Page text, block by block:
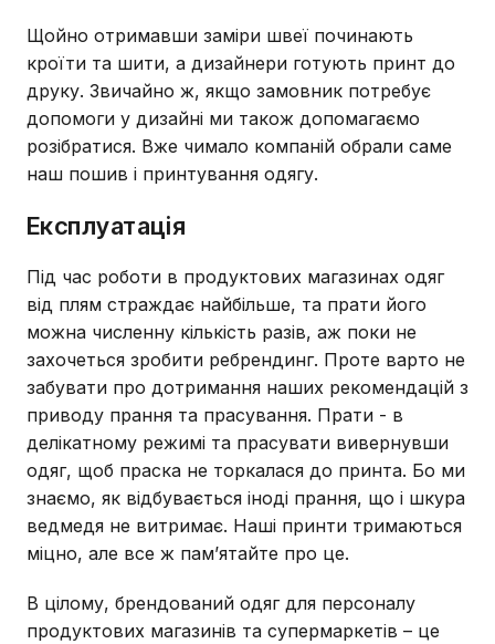
Щойно отримавши заміри швеї починають
кроїти та шити, а дизайнери готують принт до
друку. Звичайно ж, якщо замовник потребує
допомоги у дизайні ми також допомагаємо
розібратися. Вже чимало компаній обрали саме
наш пошив і принтування одягу.
Експлуатація
Під час роботи в продуктових магазинах одяг
від плям страждає найбільше, та прати його
можна численну кількість разів, аж поки не
захочеться зробити ребрендинг. Проте варто не
забувати про дотримання наших рекомендацій з
приводу прання та прасування. Прати - в
делікатному режимі та прасувати вивернувши
одяг, щоб праска не торкалася до принта. Бо ми
знаємо, як відбувається іноді прання, що і шкура
ведмедя не витримає. Наші принти тримаються
міцно, але все ж пам’ятайте про це.
В цілому, брендований одяг для персоналу
продуктових магазинів та супермаркетів – це